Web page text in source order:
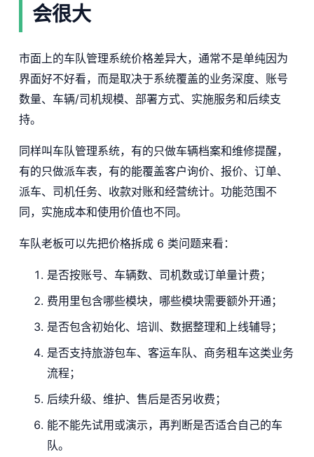
会很大
市面上的车队管理系统价格差异大，通常不是单纯因为
界面好不好看，而是取决于系统覆盖的业务深度、账号
数量、车辆/司机规模、部署方式、实施服务和后续支
持。
同样叫车队管理系统，有的只做车辆档案和维修提醒，
有的只做派车表，有的能覆盖客户询价、报价、订单、
派车、司机任务、收款对账和经营统计。功能范围不
同，实施成本和使用价值也不同。
车队老板可以先把价格拆成 6 类问题来看：
是否按账号、车辆数、司机数或订单量计费；
费用里包含哪些模块，哪些模块需要额外开通；
是否包含初始化、培训、数据整理和上线辅导；
是否支持旅游包车、客运车队、商务租车这类业务
流程；
后续升级、维护、售后是否另收费；
能不能先试用或演示，再判断是否适合自己的车
队。